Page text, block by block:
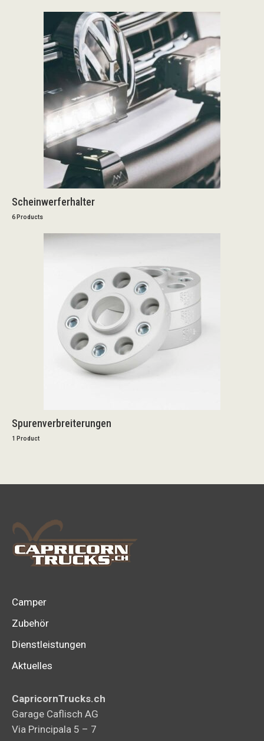
Scheinwerferhalter
6 Products
Spurenverbreiterungen
1 Product
Camper
Zubehör
Dienstleistungen
Aktuelles
CapricornTrucks.ch
Garage Caflisch AG
Via Principala 5 – 7